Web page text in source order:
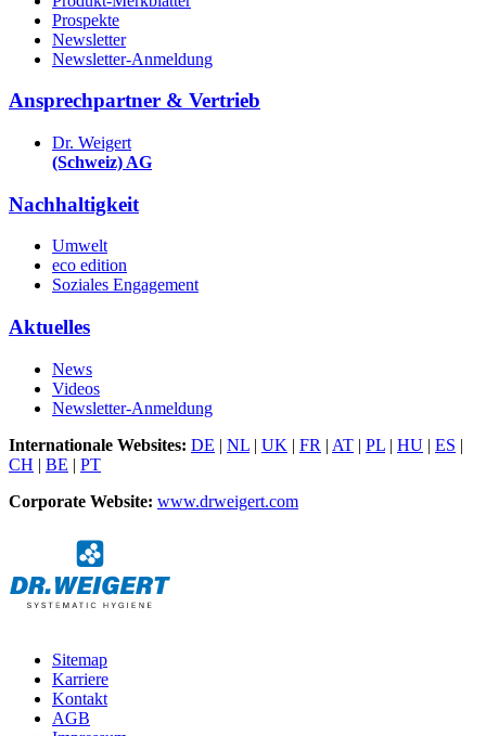
Prospekte
Newsletter
Newsletter-Anmeldung
Ansprechpartner & Vertrieb
Dr. Weigert
(Schweiz) AG
Nachhaltigkeit
Umwelt
eco edition
Soziales Engagement
Aktuelles
News
Videos
Newsletter-Anmeldung
Internationale Websites: DE | NL | UK | FR | AT | PL | HU | ES |
CH | BE | PT
Corporate Website: www.drweigert.com
Sitemap
Karriere
Kontakt
AGB